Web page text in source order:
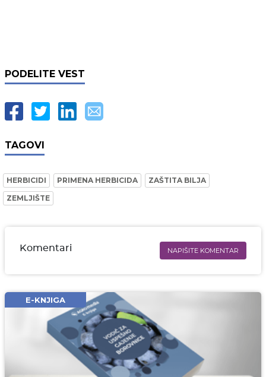
PODELITE VEST
TAGOVI
HERBICIDI PRIMENA HERBICIDA
ZAŠTITA BILJA
ZEMLJIŠTE
Komentari NAPIŠITE KOMENTAR
Email* obavezno
Komentar* obavezno
E-KNJIGA